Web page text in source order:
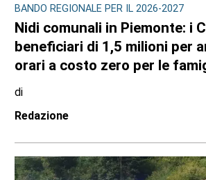
BANDO REGIONALE PER IL 2026-2027
Nidi comunali in Piemonte: i
beneficiari di 1,5 milioni per
orari a costo zero per le
di
Redazione